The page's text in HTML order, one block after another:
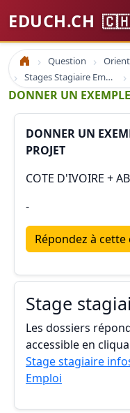
EDUCH.CH
Accueil Question
Stages Stagiaire Emploi
DONNER UN
DONNER UN
PROJET
COTE D'IVOIRE +
-
Répondez à
Stage
Les dossiers
accessible en
Stage stagiaire
Emploi